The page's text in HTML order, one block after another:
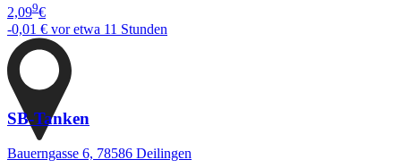
2,099€
-0,01 € vor etwa 11 Stunden
SB-Tanken
Bauerngasse 6, 78586 Deilingen